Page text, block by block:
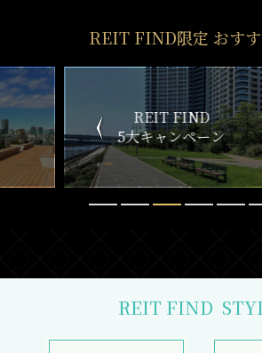
REIT FIND限定 おす
ン
リアルタイム
更新一覧チェック
REIT FIND